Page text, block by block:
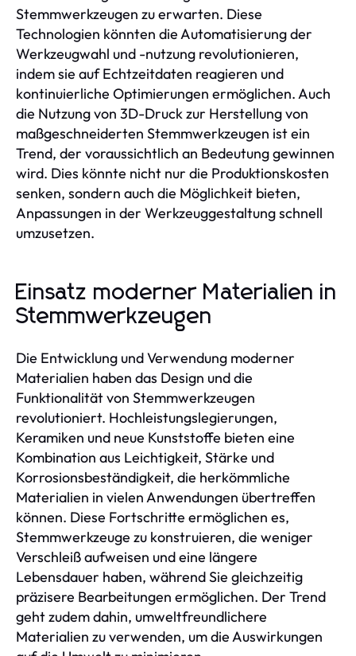
Stemmwerkzeugen zu erwarten. Diese
Technologien könnten die Automatisierung der
Werkzeugwahl und -nutzung revolutionieren,
indem sie auf Echtzeitdaten reagieren und
kontinuierliche Optimierungen ermöglichen. Auch
die Nutzung von 3D-Druck zur Herstellung von
maßgeschneiderten Stemmwerkzeugen ist ein
Trend, der voraussichtlich an Bedeutung gewinnen
wird. Dies könnte nicht nur die Produktionskosten
senken, sondern auch die Möglichkeit bieten,
Anpassungen in der Werkzeuggestaltung schnell
umzusetzen.
Einsatz moderner Materialien in
Stemmwerkzeugen
Die Entwicklung und Verwendung moderner
Materialien haben das Design und die
Funktionalität von Stemmwerkzeugen
revolutioniert. Hochleistungslegierungen,
Keramiken und neue Kunststoffe bieten eine
Kombination aus Leichtigkeit, Stärke und
Korrosionsbeständigkeit, die herkömmliche
Materialien in vielen Anwendungen übertreffen
können. Diese Fortschritte ermöglichen es,
Stemmwerkzeuge zu konstruieren, die weniger
Verschleiß aufweisen und eine längere
Lebensdauer haben, während Sie gleichzeitig
präzisere Bearbeitungen ermöglichen. Der Trend
geht zudem dahin, umweltfreundlichere
Materialien zu verwenden, um die Auswirkungen